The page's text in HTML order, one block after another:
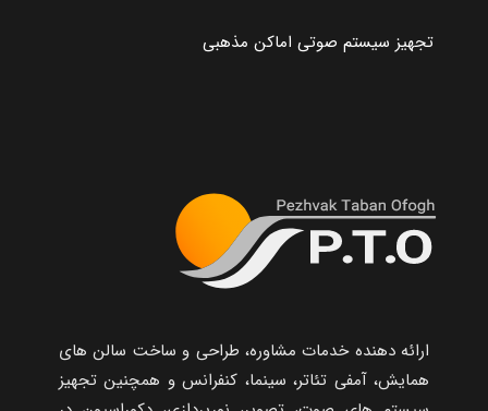
تجهیز سیستم صوتی اماکن مذهبی
ارائه دهنده خدمات مشاوره، طراحی و ساخت سالن های
همایش، آمفی تئاتر، سینما، کنفرانس و همچنین تجهیز